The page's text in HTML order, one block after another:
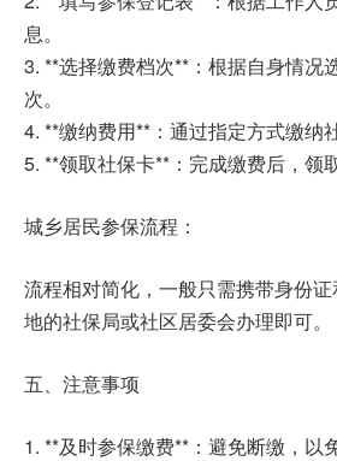
息。
3. **选择缴费档次**：根据自身情况
次。
4. **缴纳费用**：通过指定方式缴纳
5. **领取社保卡**：完成缴费后，领
城乡居民参保流程：
流程相对简化，一般只需携带身份
地的社保局或社区居委会办理即可。
五、注意事项
1. **及时参保缴费**：避免断缴，以